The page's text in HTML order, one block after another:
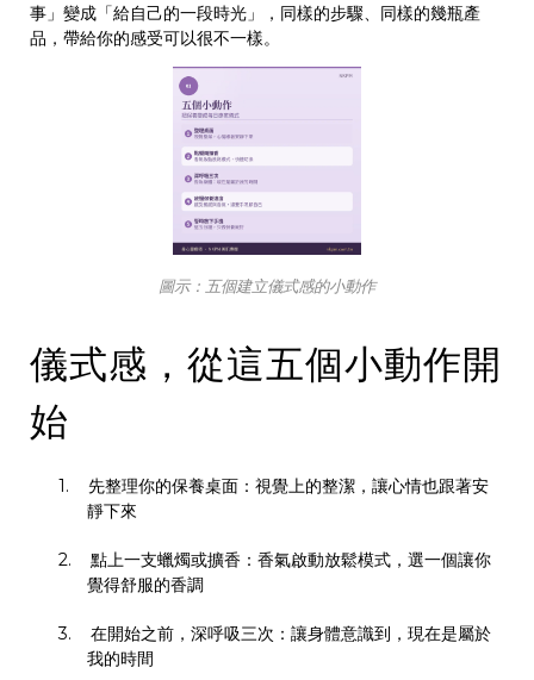
事」變成「給自己的一段時光」，同樣的步驟、同樣的幾瓶產
品，帶給你的感受可以很不一樣。
圖示：五個建立儀式感的小動作
儀式感，從這五個小動作開
始
1.
先整理你的保養桌面：視覺上的整潔，讓心情也跟著安
靜下來
2.
點上一支蠟燭或擴香：香氣啟動放鬆模式，選一個讓你
覺得舒服的香調
3.
在開始之前，深呼吸三次：讓身體意識到，現在是屬於
我的時間